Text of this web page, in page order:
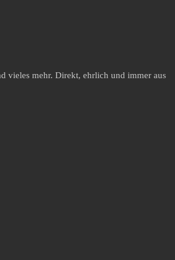
vieles mehr. Direkt, ehrlich und immer aus